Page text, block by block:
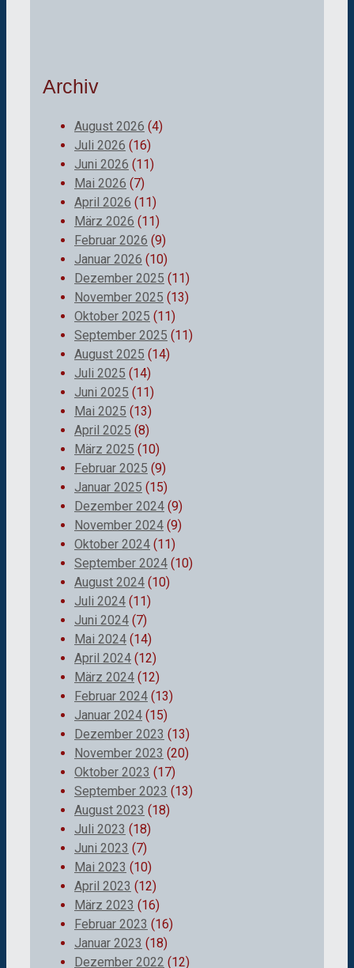
Archiv
August 2026 (4)
Juli 2026 (16)
Juni 2026 (11)
Mai 2026 (7)
April 2026 (11)
März 2026 (11)
Februar 2026 (9)
Januar 2026 (10)
Dezember 2025 (11)
November 2025 (13)
Oktober 2025 (11)
September 2025 (11)
August 2025 (14)
Juli 2025 (14)
Juni 2025 (11)
Mai 2025 (13)
April 2025 (8)
März 2025 (10)
Februar 2025 (9)
Januar 2025 (15)
Dezember 2024 (9)
November 2024 (9)
Oktober 2024 (11)
September 2024 (10)
August 2024 (10)
Juli 2024 (11)
Juni 2024 (7)
Mai 2024 (14)
April 2024 (12)
März 2024 (12)
Februar 2024 (13)
Januar 2024 (15)
Dezember 2023 (13)
November 2023 (20)
Oktober 2023 (17)
September 2023 (13)
August 2023 (18)
Juli 2023 (18)
Juni 2023 (7)
Mai 2023 (10)
April 2023 (12)
März 2023 (16)
Februar 2023 (16)
Januar 2023 (18)
Dezember 2022 (12)